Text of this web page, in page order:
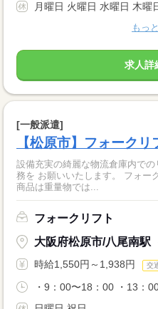
月曜日 火曜日 水曜日 木曜
もっ
求人詳
[一般派遣]
【松原市】フォーク
設備充実の綺麗な物流倉庫内で
務を お願いいたします。 フォー
商品は重量物では...
フォークリフト
大阪府松原市/八尾南駅
時給1,550円～1,938円 交
・9：00〜18：00 ・13：